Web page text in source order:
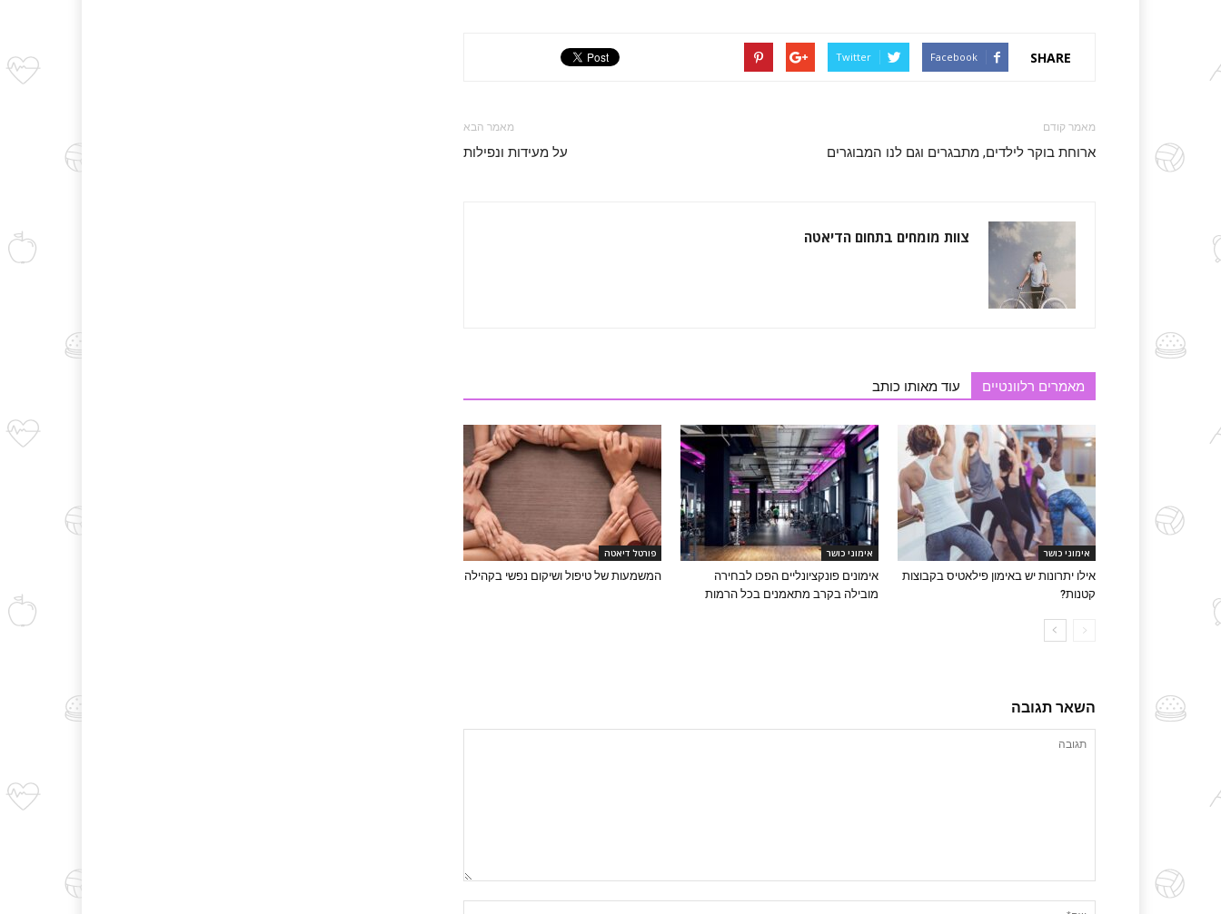
SHARE
Facebook
Twitter
מאמר קודם
ארוחת בוקר לילדים, מתבגרים וגם לנו המבוגרים
מאמר הבא
על מעידות ונפילות
צוות מומחים בתחום הדיאטה
מאמרים רלוונטיים עוד מאותו כותב
אימוני כושר
אילו יתרונות יש באימון פילאטיס בקבוצות
קטנות?
אימוני כושר
אימונים פונקציונליים הפכו לבחירה
מובילה בקרב מתאמנים בכל הרמות
פורטל דיאטה
המשמעות של טיפול ושיקום נפשי בקהילה
השאר תגובה